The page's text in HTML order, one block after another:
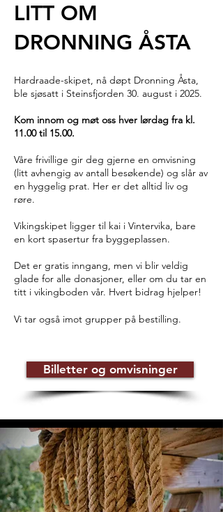
LITT OM
DRONNING ÅSTA
Hardraade-skipet, nå døpt Dronning Åsta,
ble sjøsatt i Steinsfjorden 30. august i 2025.
Kom innom og møt oss hver lørdag fra kl.
11.00 til 15.00.
Våre frivillige gir deg gjerne en omvisning
(litt avhengig av antall besøkende) og slår av
en hyggelig prat. Her er det alltid liv og
røre.
Vikingskipet ligger til kai i Vintervika, bare
en kort spasertur fra byggeplassen.
Det er gratis inngang, men vi blir veldig
glade for alle donasjoner, eller om du tar en
titt i vikingboden vår. Hvert bidrag hjelper!
Vi tar også imot grupper på bestilling.
Billetter og omvisninger